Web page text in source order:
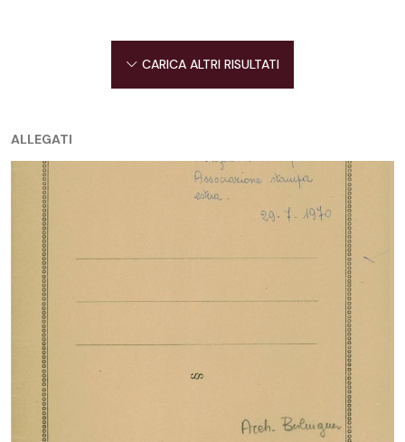
CARICA ALTRI RISULTATI
ALLEGATI